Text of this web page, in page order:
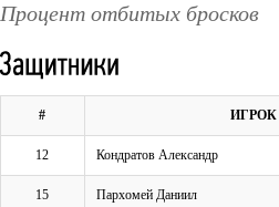
Процент отбитых бросков
# ИГРОК
12 Кондратов Александр
15 Пархомей Даниил